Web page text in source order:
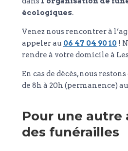
écologiques.
Venez nous rencontrer à
appeler au 06 47 04 90 10!
rendre à votre domicile à
En cas de décès, nous
de 8h à 20h (permanence) au
Pour une autre
des funérailles